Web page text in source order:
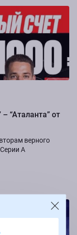
“Аталанта” от
верного
А